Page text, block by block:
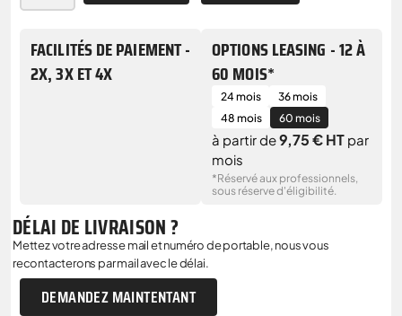
FACILITÉS DE PAIEMENT -
2X, 3X ET 4X
OPTIONS LEASING - 12 À
60 MOIS*
24 mois
36 mois
48 mois
60 mois
à partir de9,75 € HT par
mois
*Réservé aux professionnels,
sous réserve d'éligibilité.
DÉLAI DE LIVRAISON ?
Mettez votre adresse mail et numéro de portable, nous vous
recontacterons par mail avec le délai.
DEMANDEZ MAINTENTANT